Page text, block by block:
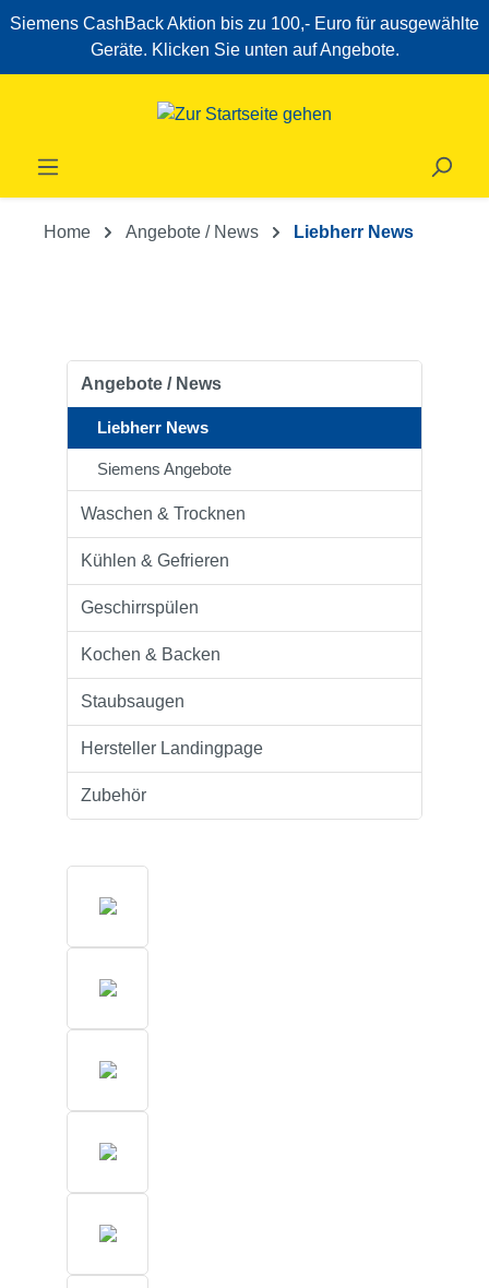
Zum Hauptinhalt springen
Siemens CashBack Aktion bis zu 100,- Euro für ausgewählte
Geräte. Klicken Sie unten auf Angebote.
Home Angebote / News Liebherr News
Angebote / News
Liebherr News
Siemens Angebote
Waschen & Trocknen
Kühlen & Gefrieren
Geschirrspülen
Kochen & Backen
Staubsaugen
Hersteller Landingpage
Zubehör